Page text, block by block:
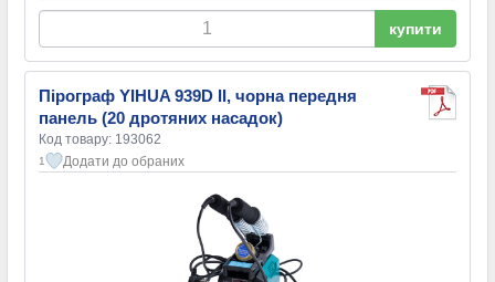
купити
Пірограф YIHUA 939D II, чорна передня
панель (20 дротяних насадок)
Код товару: 193062
1 Додати до обраних